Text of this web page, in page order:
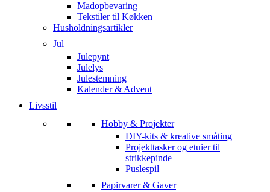
Madopbevaring
Tekstiler til Køkken
Husholdningsartikler
Jul
Julepynt
Julelys
Julestemning
Kalender & Advent
Livsstil
Hobby & Projekter
DIY-kits & kreative småting
Projekttasker og etuier til
strikkepinde
Puslespil
Papirvarer & Gaver